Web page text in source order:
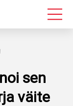
sen
väite